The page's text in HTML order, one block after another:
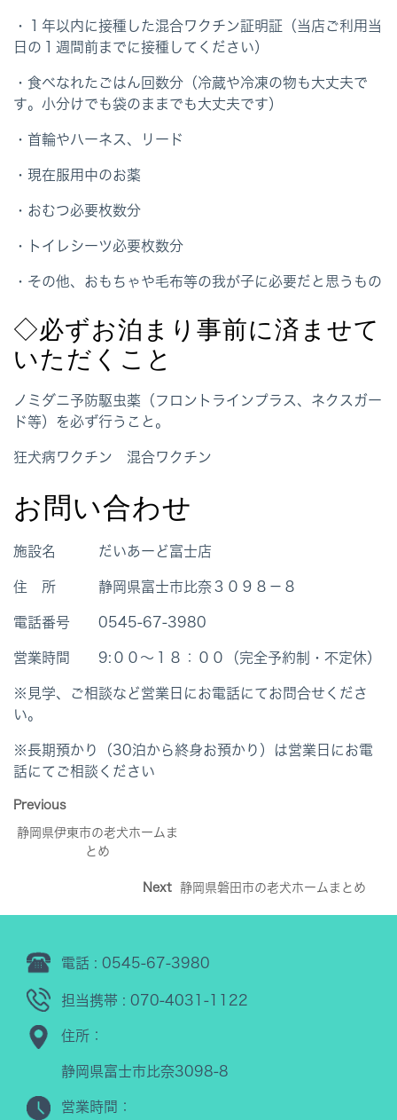
・１年以内に接種した混合ワクチン証明証（当店ご利用当
日の１週間前までに接種してください）
・食べなれたごはん回数分（冷蔵や冷凍の物も大丈夫で
す。小分けでも袋のままでも大丈夫です）
・首輪やハーネス、リード
・現在服用中のお薬
・おむつ必要枚数分
・トイレシーツ必要枚数分
・その他、おもちゃや毛布等の我が子に必要だと思うもの
◇必ずお泊まり事前に済ませて
いただくこと
ノミダニ予防駆虫薬（フロントラインプラス、ネクスガー
ド等）を必ず行うこと。
狂犬病ワクチン 混合ワクチン
お問い合わせ
施設名 だいあーど富士店
住 所 静岡県富士市比奈３０９８－８
電話番号 0545-67-3980
営業時間 9:００～１８：００（完全予約制・不定休）
※見学、ご相談など営業日にお電話にてお問合せくださ
い。
※長期預かり（30泊から終身お預かり）は営業日にお電
話にてご相談ください
Previous
静岡県伊東市の老犬ホームま
とめ
Next 静岡県磐田市の老犬ホームまとめ
電話 : 0545-67-3980
担当携帯 : 070-4031-1122
住所：
静岡県富士市比奈3098-8
営業時間：